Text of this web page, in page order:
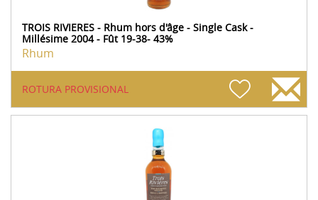
TROIS RIVIERES - Rhum hors d'âge - Single Cask -
Millésime 2004 - Fût 19-38- 43%
Rhum
ROTURA PROVISIONAL